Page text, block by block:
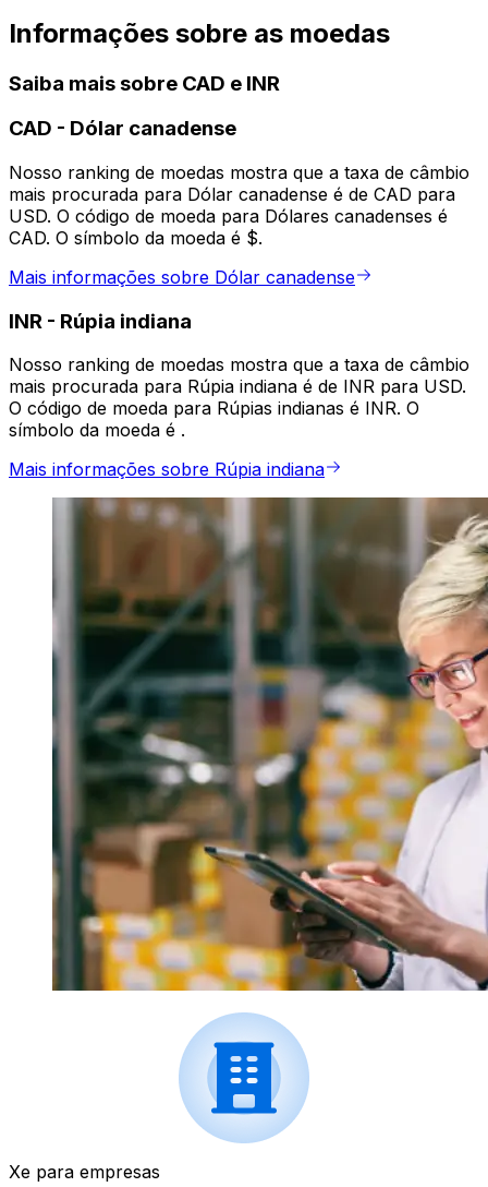
Informações sobre as moedas
Saiba mais sobre CAD e INR
CAD - Dólar canadense
Nosso ranking de moedas mostra que a taxa de câmbio
mais procurada para Dólar canadense é de CAD para
USD. O código de moeda para Dólares canadenses é
CAD. O símbolo da moeda é $.
Mais informações sobre Dólar canadense
INR - Rúpia indiana
Nosso ranking de moedas mostra que a taxa de câmbio
mais procurada para Rúpia indiana é de INR para USD.
O código de moeda para Rúpias indianas é INR. O
símbolo da moeda é ₹.
Mais informações sobre Rúpia indiana
Xe para empresas